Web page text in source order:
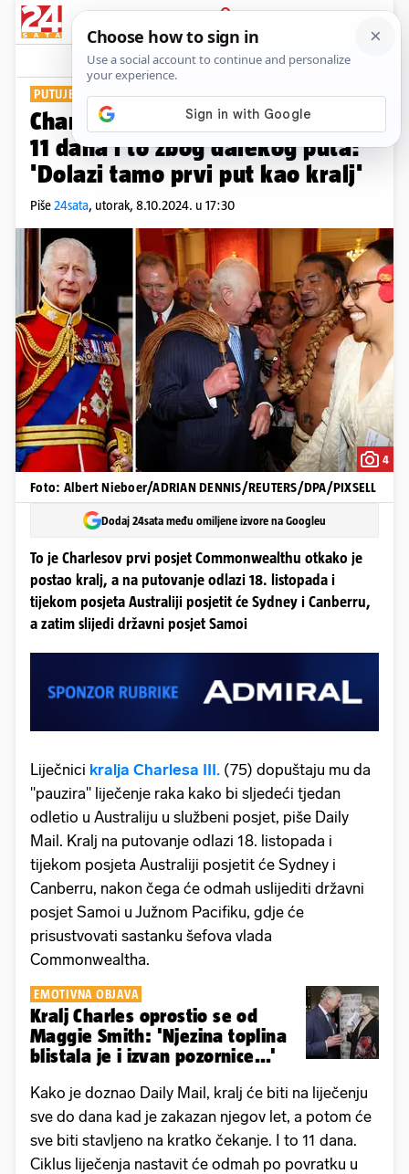
PRIJAVA
Show Komentari
PUTUJE U AUSTRALIJU
Charles pauzira s liječenjem na
11 dana i to zbog dalekog puta:
'Dolazi tamo prvi put kao kralj'
Piše24sata, utorak, 8.10.2024. u 17:30
4
Foto: Albert Nieboer/ADRIAN DENNIS/REUTERS/DPA/PIXSELL
Dodaj 24sata među omiljene izvore na Googleu
To je Charlesov prvi posjet Commonwealthu otkako je
postao kralj, a na putovanje odlazi 18. listopada i
tijekom posjeta Australiji posjetit će Sydney i Canberru,
a zatim slijedi državni posjet Samoi
Liječnici kralja Charlesa III. (75) dopuštaju mu da
''pauzira'' liječenje raka kako bi sljedeći tjedan
odletio u Australiju u službeni posjet, piše Daily
Mail. Kralj na putovanje odlazi 18. listopada i
tijekom posjeta Australiji posjetit će Sydney i
Canberru, nakon čega će odmah uslijediti državni
posjet Samoi u Južnom Pacifiku, gdje će
prisustvovati sastanku šefova vlada
Commonwealtha.
EMOTIVNA OBJAVA
Kralj Charles oprostio se od
Maggie Smith: 'Njezina toplina
blistala je i izvan pozornice...'
Kako je doznao Daily Mail, kralj će biti na liječenju
sve do dana kad je zakazan njegov let, a potom će
sve biti stavljeno na kratko čekanje. I to 11 dana.
Ciklus liječenja nastavit će odmah po povratku u